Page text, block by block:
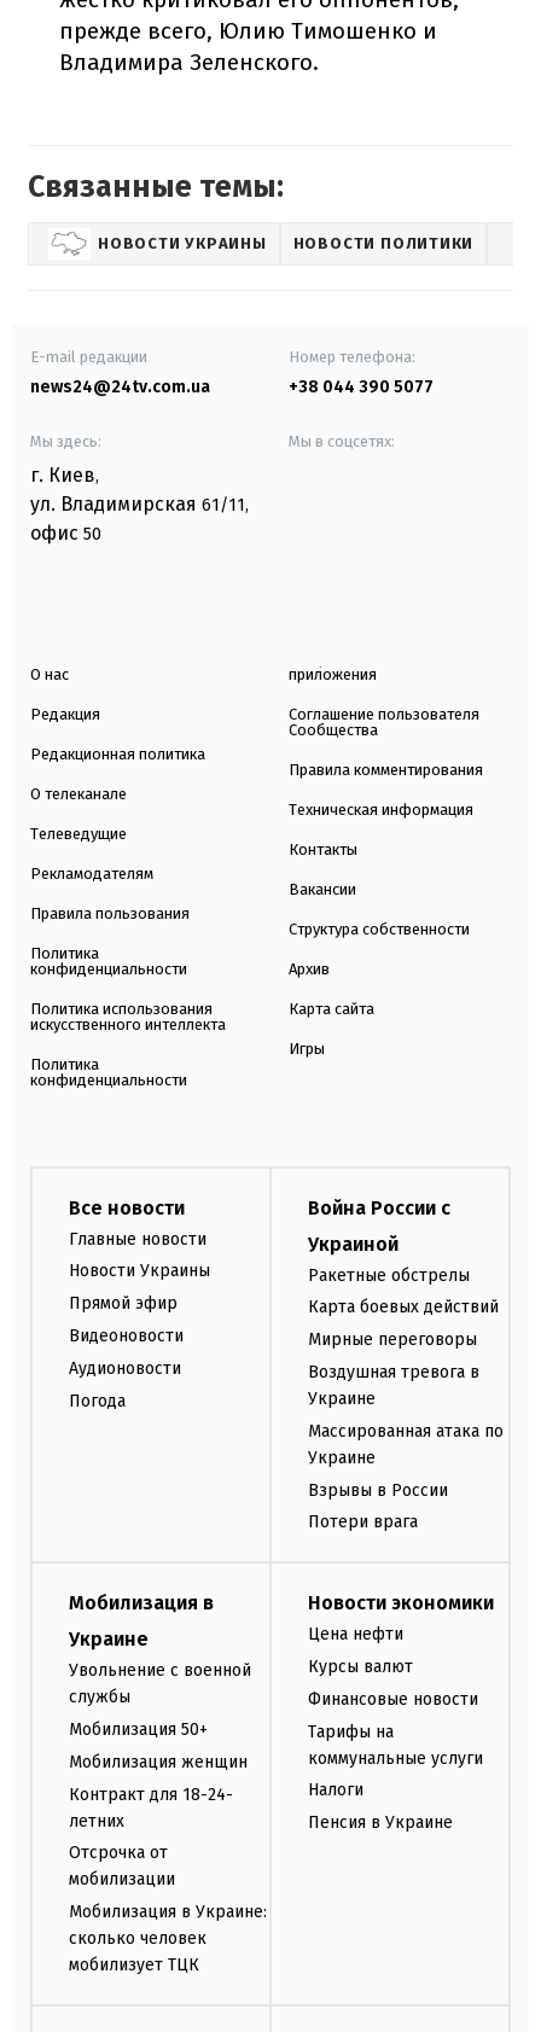
прежде всего, Юлию Тимошенко и
Владимира Зеленского.
Связанные темы:
НОВОСТИ УКРАИНЫ НОВОСТИ ПОЛИТИКИ
E-mail редакции
news24@24tv.com.ua
Номер телефона:
+38 044 390 5077
Мы здесь:
г. Киев,
ул. Владимирская 61/11,
офис 50
Мы в соцсетях:
О нас
Редакция
Редакционная политика
О телеканале
Телеведущие
Рекламодателям
Правила пользования
Политика
конфиденциальности
Политика использования
искусственного интеллекта
Политика
конфиденциальности
приложения
Соглашение пользователя
Сообщества
Правила комментирования
Техническая информация
Контакты
Вакансии
Структура собственности
Архив
Карта сайта
Игры
Все новости
Главные новости
Новости Украины
Прямой эфир
Видеоновости
Аудионовости
Погода
Война России с
Украиной
Ракетные обстрелы
Карта боевых действий
Мирные переговоры
Воздушная тревога в
Украине
Массированная атака по
Украине
Взрывы в России
Потери врага
Мобилизация в
Украине
Увольнение с военной
службы
Мобилизация 50+
Мобилизация женщин
Контракт для 18-24-
летних
Отсрочка от
мобилизации
Мобилизация в Украине:
сколько человек
мобилизует ТЦК
Новости экономики
Цена нефти
Курсы валют
Финансовые новости
Тарифы на
коммунальные услуги
Налоги
Пенсия в Украине